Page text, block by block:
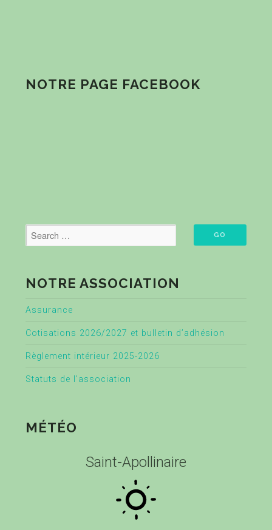
NOTRE PAGE FACEBOOK
NOTRE ASSOCIATION
Assurance
Cotisations 2026/2027 et bulletin d’adhésion
Règlement intérieur 2025-2026
Statuts de l’association
MÉTÉO
Saint-Apollinaire